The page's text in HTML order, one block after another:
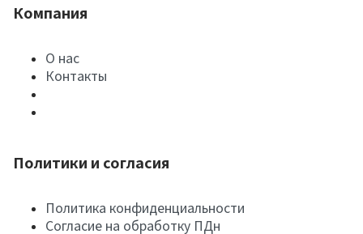
Компания
О нас
Контакты
Политики и согласия
Политика конфиденциальности
Согласие на обработку ПДн